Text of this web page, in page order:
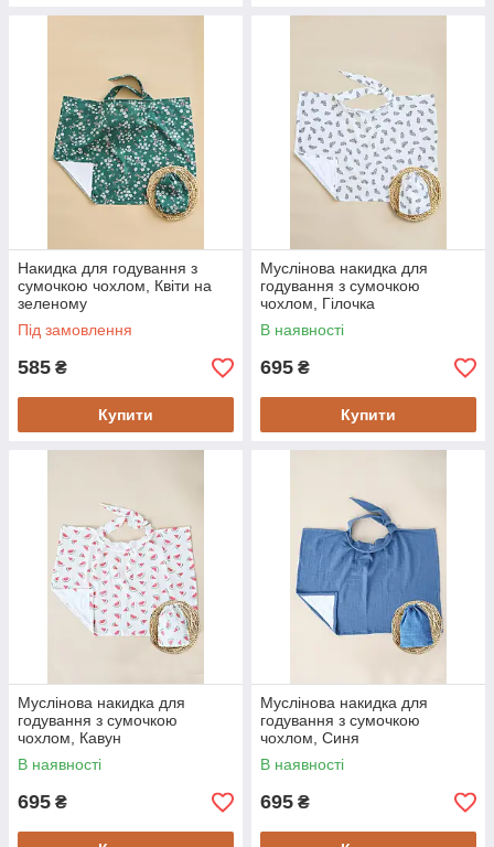
Накидка для годування з
сумочкою чохлом, Квіти на
зеленому
Під замовлення
585 ₴
Купити
Муслінова накидка для
годування з сумочкою
чохлом, Гілочка
В наявності
695 ₴
Купити
Муслінова накидка для
годування з сумочкою
чохлом, Кавун
В наявності
695 ₴
Муслінова накидка для
годування з сумочкою
чохлом, Синя
В наявності
695 ₴